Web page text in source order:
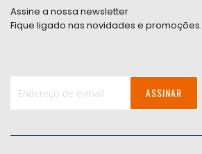
Assine a nossa newsletter
Fique ligado nas novidades e promoções.
ASSINAR